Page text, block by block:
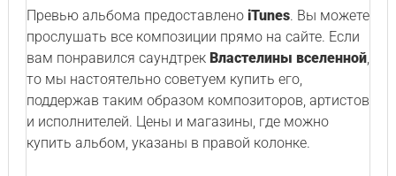
Превью альбома предоставлено iTunes. Вы можете
прослушать все композиции прямо на сайте. Если
вам понравился саундтрек Властелины вселенной,
то мы настоятельно советуем купить его,
поддержав таким образом композиторов, артистов
и исполнителей. Цены и магазины, где можно
купить альбом, указаны в правой колонке.